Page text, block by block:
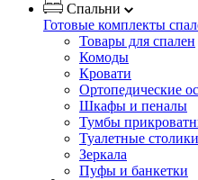
Спальни
Готовые комплекты
Товары для спален
Комоды
Кровати
Ортопедические
Шкафы и пеналы
Тумбы
Туалетные столики
Зеркала
Пуфы и банкетки